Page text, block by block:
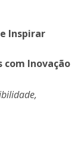
Inspirar
com Inovação